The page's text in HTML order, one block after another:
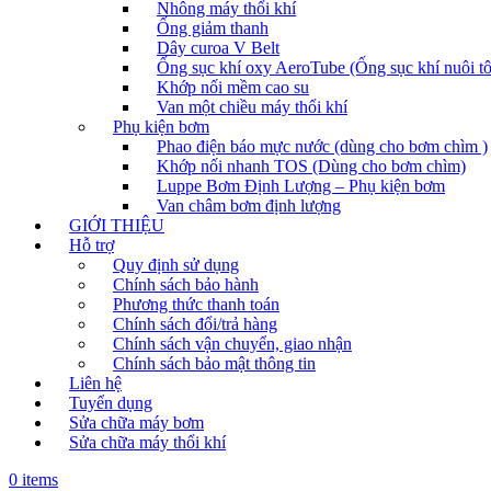
Nhông máy thổi khí
Ống giảm thanh
Dây curoa V Belt
Ống sục khí oxy AeroTube (Ống sục khí nuôi
Khớp nối mềm cao su
Van một chiều máy thổi khí
Phụ kiện bơm
Phao điện báo mực nước (dùng cho bơm chìm )
Khớp nối nhanh TOS (Dùng cho bơm chìm)
Luppe Bơm Định Lượng – Phụ kiện bơm
Van châm bơm định lượng
GIỚI THIỆU
Hỗ trợ
Quy định sử dụng
Chính sách bảo hành
Phương thức thanh toán
Chính sách đổi/trả hàng
Chính sách vận chuyển, giao nhận
Chính sách bảo mật thông tin
Liên hệ
Tuyển dụng
Sửa chữa máy bơm
Sửa chữa máy thổi khí
0 items